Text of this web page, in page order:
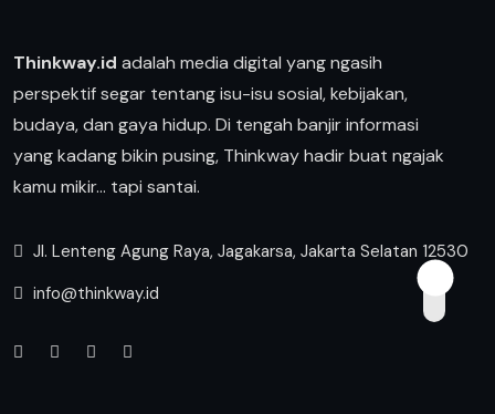
Thinkway.id adalah media digital yang ngasih
perspektif segar tentang isu-isu sosial, kebijakan,
budaya, dan gaya hidup. Di tengah banjir informasi
yang kadang bikin pusing, Thinkway hadir buat ngajak
kamu mikir… tapi santai.
Jl. Lenteng Agung Raya, Jagakarsa, Jakarta Selatan 12530
info@thinkway.id